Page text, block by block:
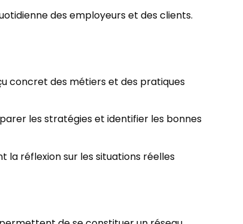
des employeurs et des clients.
concret des métiers et des pratiques
les stratégies et identifier les bonnes
la réflexion sur les situations réelles